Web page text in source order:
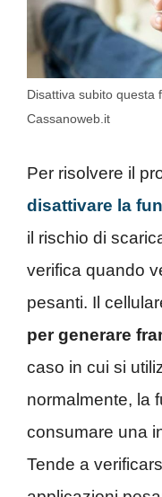
Disattiva subito questa
Cassanoweb.it
Per risolvere il
disattivare la
il rischio di
verifica quando
pesanti. Il
per generare
caso in cui si
normalmente, la
consumare una
Tende a